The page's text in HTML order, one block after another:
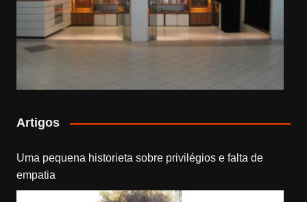
Artigos
Uma pequena historieta sobre privilégios e falta de
empatia